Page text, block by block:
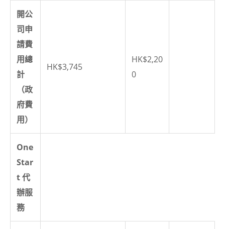
開公
司申
請費
用總
計
（政
府費
用）
HK$3,745
HK$2,20
0
One
Star
t 代
辦服
務